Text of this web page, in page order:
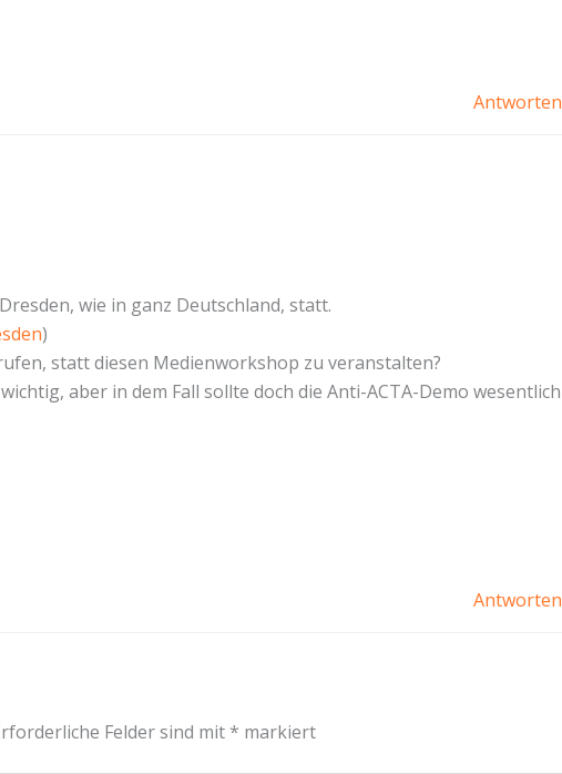
Antworten
wie in ganz Deutschland, statt.
)
statt diesen Medienworkshop zu veranstalten?
aber in dem Fall sollte doch die Anti-ACTA-Demo wesentlich
Antworten
Felder sind mit * markiert